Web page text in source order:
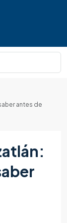
antes de